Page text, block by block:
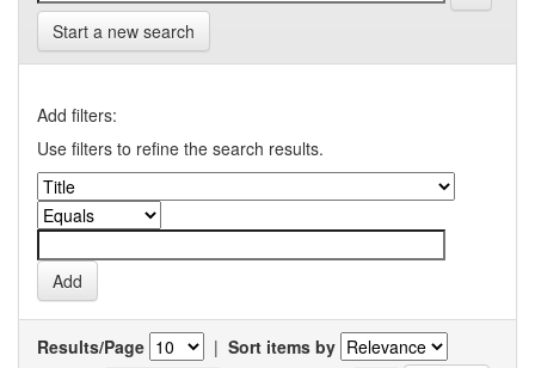
Start a new search
Add filters:
Use filters to refine the search results.
Results/Page | Sort items by